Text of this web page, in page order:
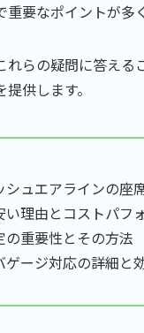
要なポイントが多
れらの疑問に答え
供します。
シュエアラインの座
い理由とコストパフ
の重要性とその方法
ゲージ対応の詳細と